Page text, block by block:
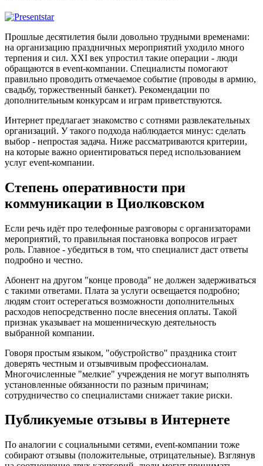
Прошлые десятилетия были довольно трудными временами:
на организацию праздничных мероприятий уходило много
терпения и сил. XXI век упростил такие операции - люди
обращаются в event-компании. Специалисты помогают
правильно проводить отмечаемое событие (проводы в армию,
свадьбу, торжественный банкет). Рекомендации по
дополнительным конкурсам и играм приветствуются.
Интернет предлагает знакомство с сотнями развлекательных
организаций. У такого подхода наблюдается минус: сделать
выбор - непростая задача. Ниже рассматриваются критерии,
на которые важно ориентироваться перед использованием
услуг event-компании.
Степень оперативности при
коммуникации в Циолковском
Если речь идёт про телефонные разговоры с организаторами
мероприятий, то правильная постановка вопросов играет
роль. Главное - убедиться в том, что специалист даст ответы
подробно и честно.
Абонент на другом "конце провода" не должен задерживаться
с такими ответами. Плата за услуги освещается подробно;
людям стоит остерегаться возможности дополнительных
расходов непосредственно после внесения оплаты. Такой
признак указывает на мошенническую деятельность
выбранной компании.
Говоря простым языком, "обустройство" праздника стоит
доверять честным и отзывчивым профессионалам.
Многочисленные "мелкие" учреждения не могут выполнять
установленные обязанности по разным причинам;
сотрудничество со специалистами снижает такие риски.
Публикуемые отзывы в Интернете
По аналогии с социальными сетями, event-компании тоже
собирают отзывы (положительные, отрицательные). Взглянув